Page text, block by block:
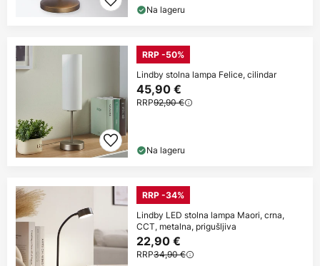
Na lageru
RRP -50%
Lindby stolna lampa Felice, cilindar
45,90 €
RRP92,90 €
Na lageru
RRP -34%
Lindby LED stolna lampa Maori, crna,
CCT, metalna, prigušljiva
22,90 €
RRP34,90 €